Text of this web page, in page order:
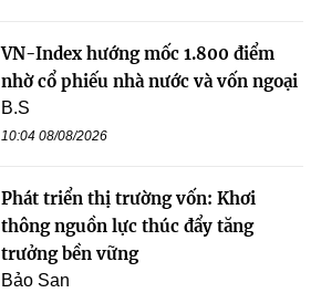
VN-Index hướng mốc 1.800 điểm
nhờ cổ phiếu nhà nước và vốn ngoại
B.S
10:04 08/08/2026
Phát triển thị trường vốn: Khơi
thông nguồn lực thúc đẩy tăng
trưởng bền vững
Bảo San